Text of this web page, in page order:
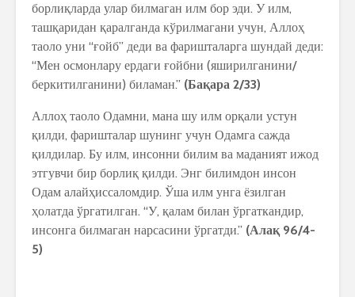
борлиқларда улар билмаган илм бор эди. У илм,
ташқаридан қаралганда кўрилмагани учун, Аллоҳ
таоло уни “ғойб” деди ва фаришталарга шундай деди:
“Мен осмонлару ердаги ғойбни (яширилганини/
беркитилганини) биламан.” (Бақара 2/33)
Аллоҳ таоло Одамни, мана шу илм орқали устун
қилди, фаришталар шунинг учун Одамга сажда
қилдилар. Бу илм, инсонни билим ва маданият ижод
этгувчи бир борлиқ қилди. Энг билимдон инсон
Одам алайҳиссаломдир. Ўша илм унга ёзилган
ҳолатда ўргатилган. “У, қалам билан ўргаткандир,
инсонга билмаган нарсасини ўргатди.” (Алақ 96/4-
5)